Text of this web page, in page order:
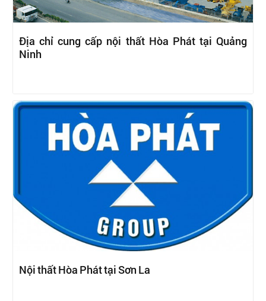
Địa chỉ cung cấp nội thất Hòa Phát tại Quảng
Ninh
Nội thất Hòa Phát tại Sơn La